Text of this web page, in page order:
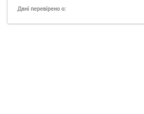
Дані перевірено о: